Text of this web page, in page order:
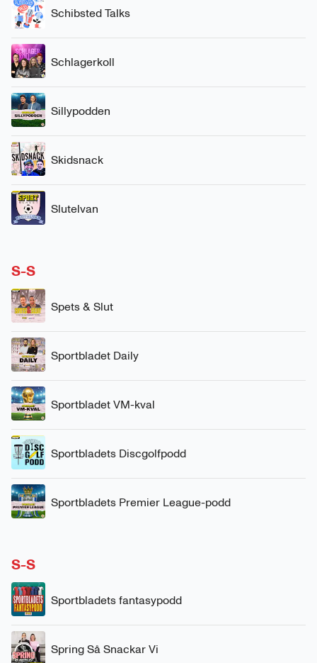
Schibsted Talks
Schlagerkoll
Sillypodden
Skidsnack
Slutelvan
S-S
Spets & Slut
Sportbladet Daily
Sportbladet VM-kval
Sportbladets Discgolfpodd
Sportbladets Premier League-podd
S-S
Sportbladets fantasypodd
Spring Så Snackar Vi